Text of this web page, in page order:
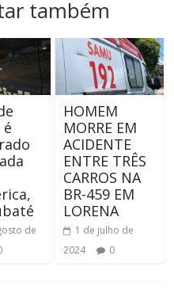
também
de
HOMEM
MORRE EM
ACIDENTE
ENTRE TRÊS
CARROS NA
BR-459 EM
LORENA
1 de julho de
2024
0